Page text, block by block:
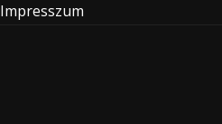
Impresszum